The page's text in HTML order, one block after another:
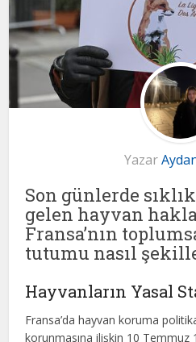
Yazar
Son günlerde
gelen hayvan
Fransa’nın
tutumu nasıl
Hayvanların Yasal
Fransa’da hayvan koruma
korunmasına ilişkin 10 Temmuz